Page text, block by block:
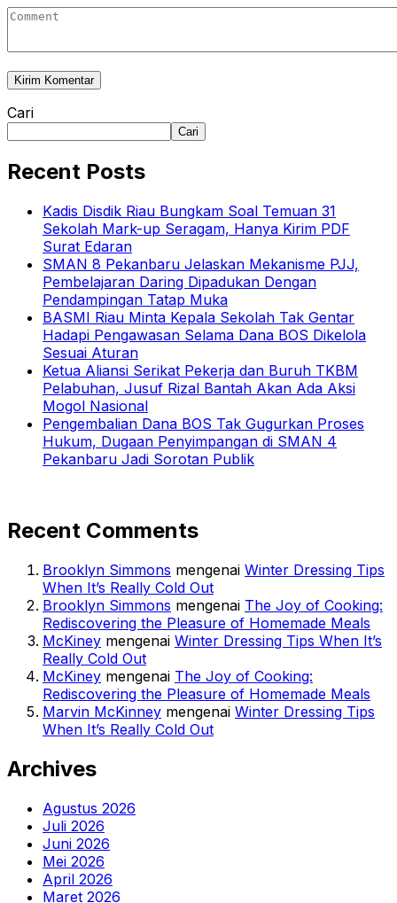
Cari
Cari
Recent Posts
Kadis Disdik Riau Bungkam Soal Temuan 31
Sekolah Mark-up Seragam, Hanya Kirim PDF
Surat Edaran
SMAN 8 Pekanbaru Jelaskan Mekanisme PJJ,
Pembelajaran Daring Dipadukan Dengan
Pendampingan Tatap Muka
BASMI Riau Minta Kepala Sekolah Tak Gentar
Hadapi Pengawasan Selama Dana BOS Dikelola
Sesuai Aturan
Ketua Aliansi Serikat Pekerja dan Buruh TKBM
Pelabuhan, Jusuf Rizal Bantah Akan Ada Aksi
Mogol Nasional
Pengembalian Dana BOS Tak Gugurkan Proses
Hukum, Dugaan Penyimpangan di SMAN 4
Pekanbaru Jadi Sorotan Publik
Recent Comments
Brooklyn Simmons mengenai Winter Dressing Tips
When It’s Really Cold Out
Brooklyn Simmons mengenai The Joy of Cooking:
Rediscovering the Pleasure of Homemade Meals
McKiney mengenai Winter Dressing Tips When It’s
Really Cold Out
McKiney mengenai The Joy of Cooking:
Rediscovering the Pleasure of Homemade Meals
Marvin McKinney mengenai Winter Dressing Tips
When It’s Really Cold Out
Archives
Agustus 2026
Juli 2026
Juni 2026
Mei 2026
April 2026
Maret 2026